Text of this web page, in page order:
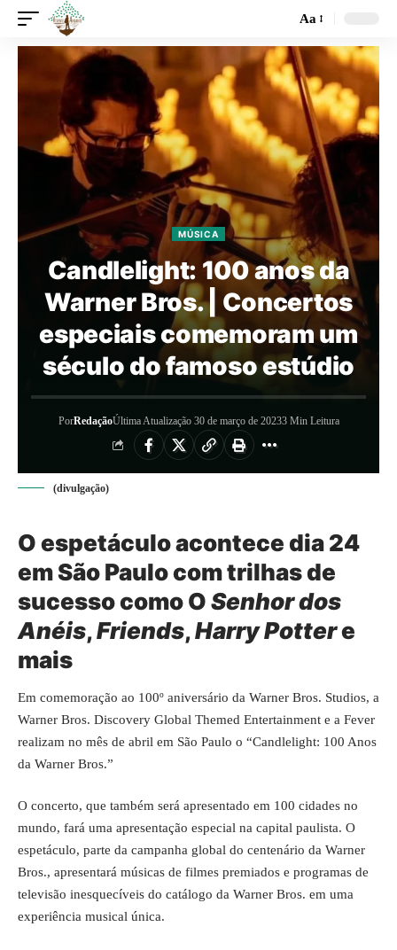
Aa
MÚSICA
Candlelight: 100 anos da
Warner Bros. | Concertos
especiais comemoram um
século do famoso estúdio
PorRedaçãoÚltima Atualização 30 de março de 20233 Min Leitura
(divulgação)
O espetáculo acontece dia 24
em São Paulo com trilhas de
sucesso como OSenhor dos
Anéis,Friends,Harry Pottere
mais
Em comemoração ao 100º aniversário da Warner Bros. Studios, a
Warner Bros. Discovery Global Themed Entertainment e a Fever
realizam no mês de abril em São Paulo o “Candlelight: 100 Anos
da Warner Bros.”
O concerto, que também será apresentado em 100 cidades no
mundo, fará uma apresentação especial na capital paulista. O
espetáculo, parte da campanha global do centenário da Warner
Bros., apresentará músicas de filmes premiados e programas de
televisão inesquecíveis do catálogo da Warner Bros. em uma
experiência musical única.